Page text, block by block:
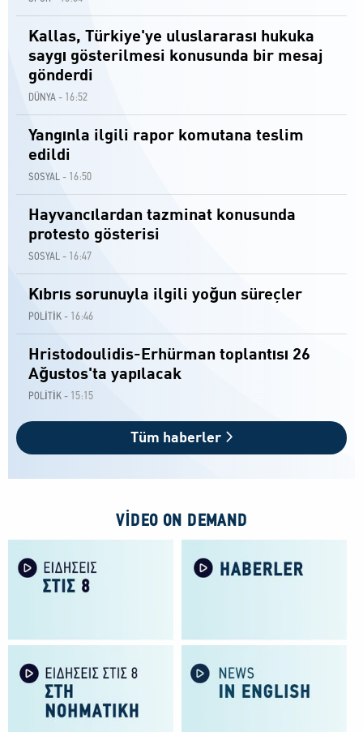
Kallas, Türkiye'ye uluslararası hukuka
saygı gösterilmesi konusunda bir mesaj
gönderdi
DÜNYA - 16:52
Yangınla ilgili rapor komutana teslim
edildi
SOSYAL - 16:50
Hayvancılardan tazminat konusunda
protesto gösterisi
SOSYAL - 16:47
Kıbrıs sorunuyla ilgili yoğun süreçler
POLİTİK - 16:46
Hristodoulidis-Erhürman toplantısı 26
Ağustos'ta yapılacak
POLİTİK - 15:15
Tüm haberler
VIDEO ON DEMAND